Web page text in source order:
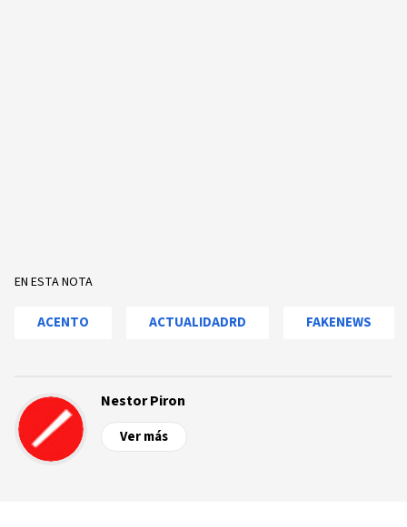
EN ESTA NOTA
ACENTO ACTUALIDADRD FAKENEWS
Nestor Piron
Ver más